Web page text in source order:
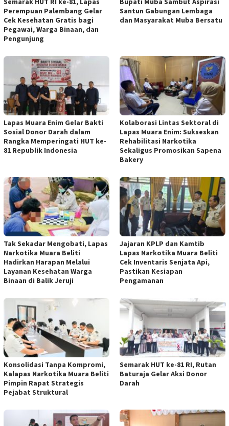
Perempuan Palembang Gelar
Cek Kesehatan Gratis bagi
Pegawai, Warga Binaan, dan
Pengunjung
Santun Gabungan Lembaga
dan Masyarakat Muba Bersatu
Lapas Muara Enim Gelar Bakti
Sosial Donor Darah dalam
Rangka Memperingati HUT ke-
81 Republik Indonesia
Kolaborasi Lintas Sektoral di
Lapas Muara Enim: Sukseskan
Rehabilitasi Narkotika
Sekaligus Promosikan Sapena
Bakery
Tak Sekadar Mengobati, Lapas
Narkotika Muara Beliti
Hadirkan Harapan Melalui
Layanan Kesehatan Warga
Binaan di Balik Jeruji
Jajaran KPLP dan Kamtib
Lapas Narkotika Muara Beliti
Cek Inventaris Senjata Api,
Pastikan Kesiapan
Pengamanan
Konsolidasi Tanpa Kompromi,
Kalapas Narkotika Muara Beliti
Pimpin Rapat Strategis
Pejabat Struktural
Semarak HUT ke-81 RI, Rutan
Baturaja Gelar Aksi Donor
Darah